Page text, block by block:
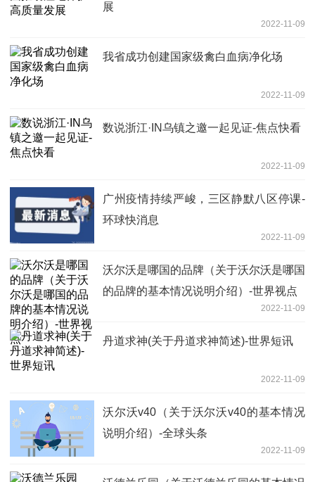
展
2022-11-09
我省成功创建国家级禽白血病净化场
2022-11-09
数说浙江·IN乌镇之邀一起见证-焦点快看
2022-11-09
广州疫情持续严峻，三区静默八区停课-
环球快消息
2022-11-09
沃尔沃是哪国的品牌（关于沃尔沃是哪国
的品牌的基本情况说明介绍）-世界视点
2022-11-09
丹道求神(关于丹道求神简述)-世界短讯
2022-11-09
沃尔沃v40（关于沃尔沃v40的基本情况
说明介绍）-全球头条
2022-11-09